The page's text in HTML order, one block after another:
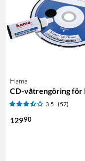
Hama
CD-våtrengöring för
3.5 (57)
12990